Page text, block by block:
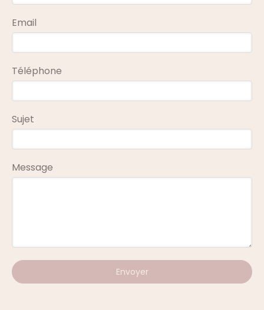
Email
Téléphone
Sujet
Message
Envoyer